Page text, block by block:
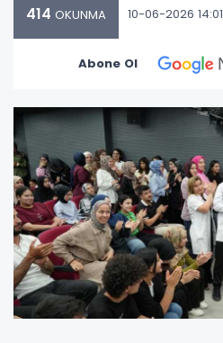
414 OKUNMA 10-06-2026 14:01
Abone Ol